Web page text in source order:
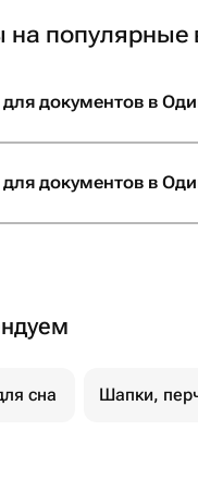
на популярные
документов в
документов в
сна Шапки,